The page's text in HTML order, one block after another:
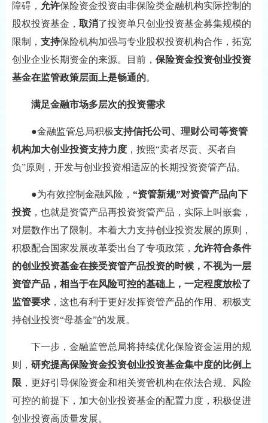
障碍， 允许保险资金投资由非保险类金融机构实际控制的
股权投资基金， 取消了投资单只创业投资基金募集规模的
限制， 支持保险机构加强与专业股权投资机构合作，拓宽
创业企业长期资金的来源。目前， 保险资金投资创业投资
基金在监管政策层面上是畅通的。
满足金融市场多层次的投资需求
●金融监管总局积极支持信托公司、理财公司等资管
机构加大创业投资支持力度 ，按照“卖者尽责、买者自
负”原则，开发与创业投资相适应的长期投资资管产品。
●为有效控制金融风险， “资管新规”对资管产品向下
投资 ，也就是资管产品再投资资管产品，实际上叫嵌套，
对层数作出了限制。本着大力支持创业投资发展的原则，
积极配合国家发展改革委出台了专项政策， 允许符合条件
的创业投资基金在接受资管产品投资的时候，不视为一层
资管产品，相当于在风险可控的基础上，一定程度放松了
监管要求 ，这也有利于更好发挥资管产品的作用、积极支
持创业投资“母基金”的发展。
下一步，金融监管总局将持续优化保险资金运用的规
则， 研究提高保险资金投资创业投资基金集中度的比例上
限 ，更好引导保险资金和相关资管机构在依法合规、风险
可控的前提下，加大创业投资基金的配置力度，积极促进
创业投资高质量发展。